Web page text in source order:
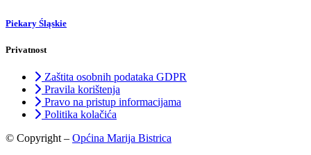
Piekary Śląskie
Privatnost
Zaštita osobnih podataka GDPR
Pravila korištenja
Pravo na pristup informacijama
Politika kolačića
© Copyright – Općina Marija Bistrica